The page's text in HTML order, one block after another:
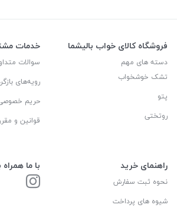
فروشگاه کالای خواب بالیشما
دسته های مهم
تشک خوشخواب
پتو
روتختی
خدمات
سوالات
رویه‌های
حریم
قوانین و
راهنمای خرید
نحوه ثبت سفارش
شیوه های پرداخت
با ما